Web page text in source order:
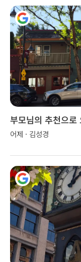
부모님의 추천으로
어제 · 김성경